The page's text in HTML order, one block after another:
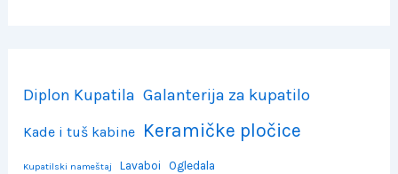
Diplon Kupatila Galanterija za kupatilo
Kade i tuš kabine Keramičke pločice
Kupatilski nameštaj Lavaboi Ogledala